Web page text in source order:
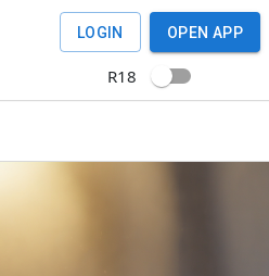
LOGIN OPEN APP
R18